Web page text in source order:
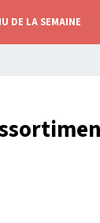
DE LA SEMAINE